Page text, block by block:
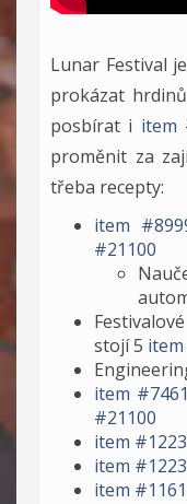
Lunar Festival
prokázat
posbírat i item
proměnit za
třeba recepty:
item
#21100
stojí 5
item
#21100
item
item
item